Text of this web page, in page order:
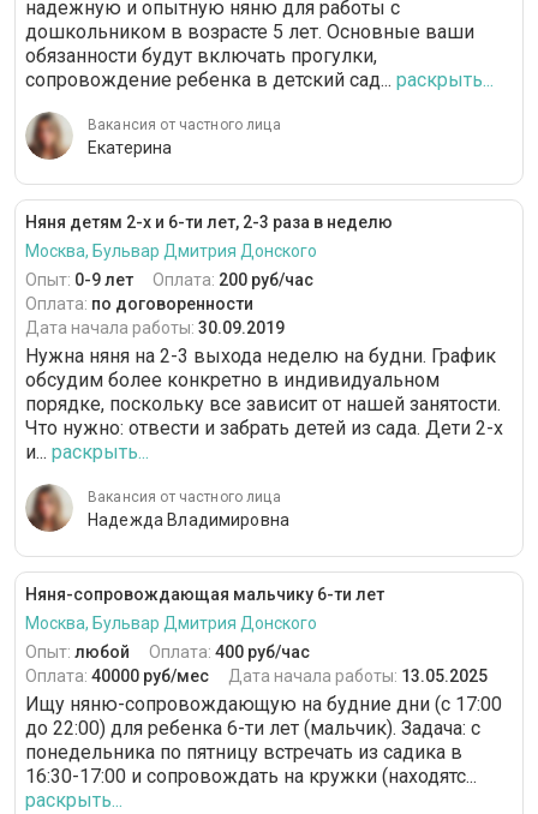
надежную и опытную няню для работы с
дошкольником в возрасте 5 лет. Основные ваши
обязанности будут включать прогулки,
сопровождение ребенка в детский сад... раскрыть...
Вакансия от частного лица
Екатерина
Няня детям 2-х и 6-ти лет, 2-3 раза в неделю
Москва, Бульвар Дмитрия Донского
Опыт: 0-9 лет Оплата: 200 руб/час
Оплата: по договоренности
Дата начала работы: 30.09.2019
Нужна няня на 2-3 выхода неделю на будни. График
обсудим более конкретно в индивидуальном
порядке, поскольку все зависит от нашей занятости.
Что нужно: отвести и забрать детей из сада. Дети 2-х
и... раскрыть...
Вакансия от частного лица
Надежда Владимировна
Няня-сопровождающая мальчику 6-ти лет
Москва, Бульвар Дмитрия Донского
Опыт: любой Оплата: 400 руб/час
Оплата: 40000 руб/мес Дата начала работы: 13.05.2025
Ищу няню-сопровождающую на будние дни (с 17:00
до 22:00) для ребенка 6-ти лет (мальчик). Задача: с
понедельника по пятницу встречать из садика в
16:30-17:00 и сопровождать на кружки (находятс...
раскрыть...